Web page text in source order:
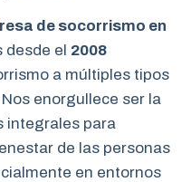
de socorrismo en
desde el 2008
a múltiples tipos
enorgullece ser la
integrales para
de las personas
en entornos